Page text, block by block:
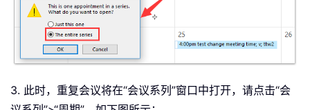
3. 此时，重复会议将在“会议系列”窗口中打开，请点击“会